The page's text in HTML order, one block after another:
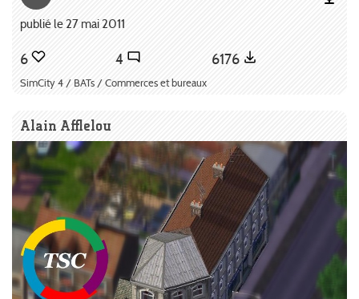
publié le 27 mai 2011
6 4 6176
SimCity 4 / BATs / Commerces et bureaux
Alain Afflelou